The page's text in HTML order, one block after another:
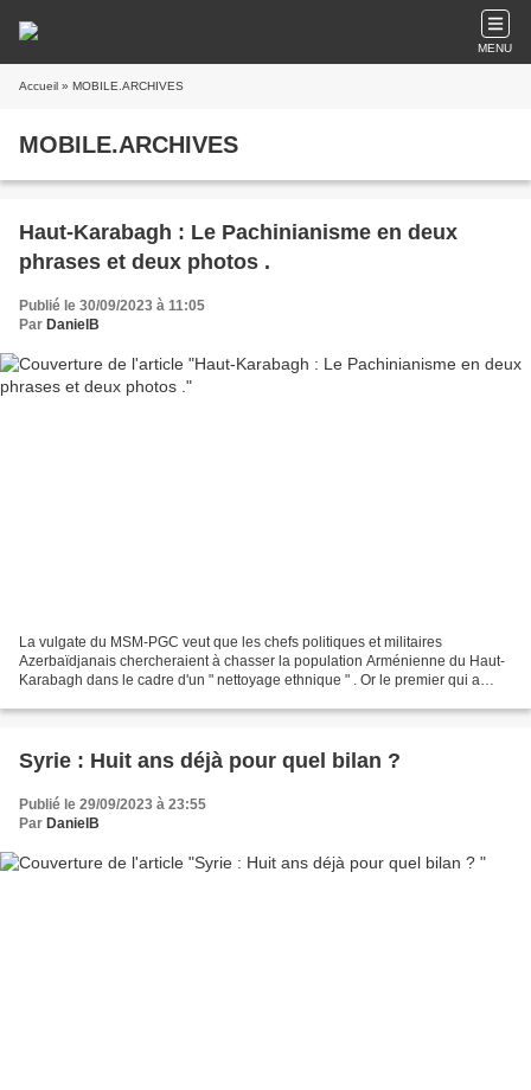
MENU
Accueil » MOBILE.ARCHIVES
MOBILE.ARCHIVES
Haut-Karabagh : Le Pachinianisme en deux
phrases et deux photos .
Publié le 30/09/2023 à 11:05
Par DanielB
La vulgate du MSM-PGC veut que les chefs politiques et militaires
Azerbaïdjanais chercheraient à chasser la population Arménienne du Haut-
Karabagh dans le cadre d'un " nettoyage ethnique " . Or le premier qui a
Syrie : Huit ans déjà pour quel bilan ?
Publié le 29/09/2023 à 23:55
Par DanielB